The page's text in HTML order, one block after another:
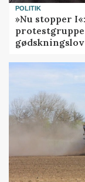
POLITIK
»Nu stopper
gødskningslov